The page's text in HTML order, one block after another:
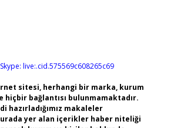
Skype: live:.cid.575569c608265c69
sitesi, herhangi bir marka, kurum
hiçbir bağlantısı bulunmamaktadır.
hazırladığımız makaleler
yer alan içerikler haber niteliği